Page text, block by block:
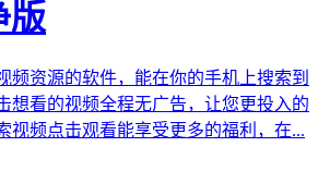
版
频资源的软件，能在你的手机上搜索到
想看的视频全程无广告，让您更投入的
视频点击观看能享受更多的福利，在...